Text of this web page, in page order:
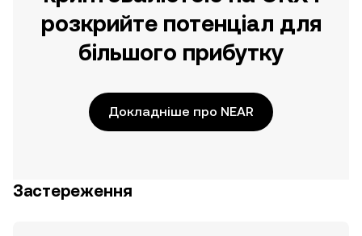
розкрийте потенціал для
більшого прибутку
Докладніше про NEAR
Застереження